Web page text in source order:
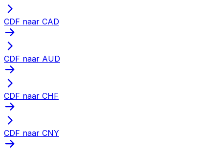
CDF naar CAD
CDF naar AUD
CDF naar CHF
CDF naar CNY